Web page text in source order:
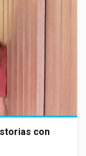
con